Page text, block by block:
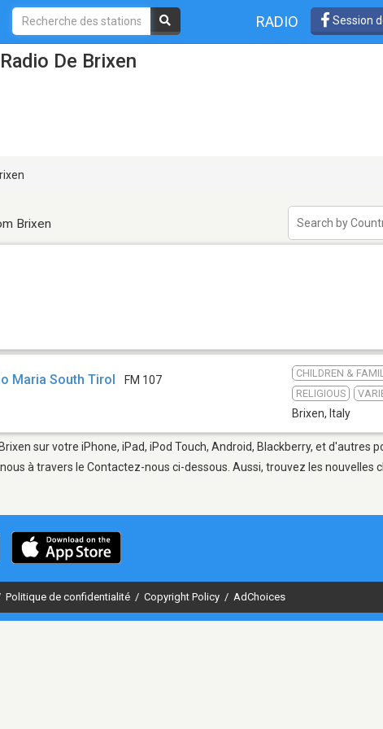
RADIO Session
De Brixen
Brixen
Maria South Tirol FM 107
CHILDREN &
RELIGIOUS
Brixen, Italy
sur votre iPhone, iPad, iPod Touch, Android, Blackberry, et d'autres
à travers le Contactez-nous ci-dessous. Aussi, trouvez les nouvelles
Politique de confidentialité / Copyright Policy / AdChoices